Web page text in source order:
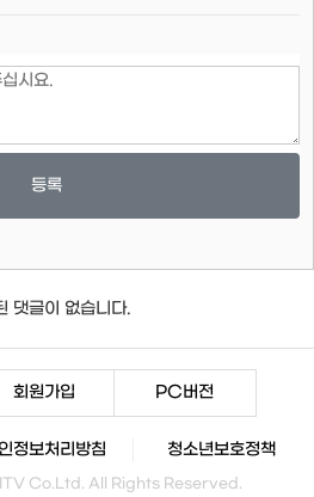
등록
댓글이 없습니다.
회원가입 PC버전
정보처리방침 청소년보호정책
Co.Ltd. All Rights Reserved.